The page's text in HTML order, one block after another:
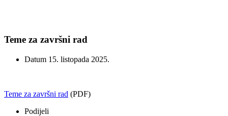
Teme za završni rad
Datum 15. listopada 2025.
Teme za završni rad (PDF)
Podijeli